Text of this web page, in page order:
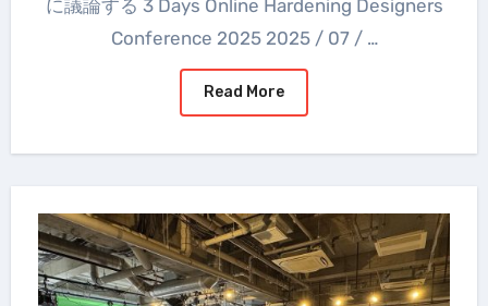
に議論する 3 Days Online Hardening Designers
Conference 2025 2025 / 07 / …
Read More